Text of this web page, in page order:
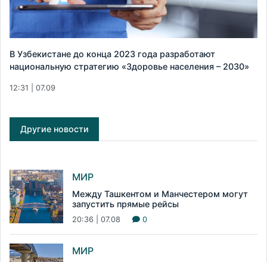
В Узбекистане до конца 2023 года разработают
национальную стратегию «Здоровье населения – 2030»
12:31 | 07.09
Другие новости
МИР
Между Ташкентом и Манчестером могут
запустить прямые рейсы
20:36 | 07.08 0
МИР